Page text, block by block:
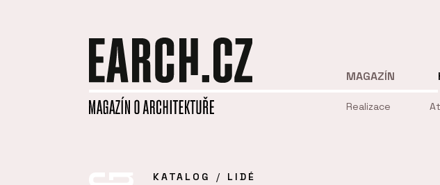
MAGAZÍN
Realizace
KATALOG LIDÉ